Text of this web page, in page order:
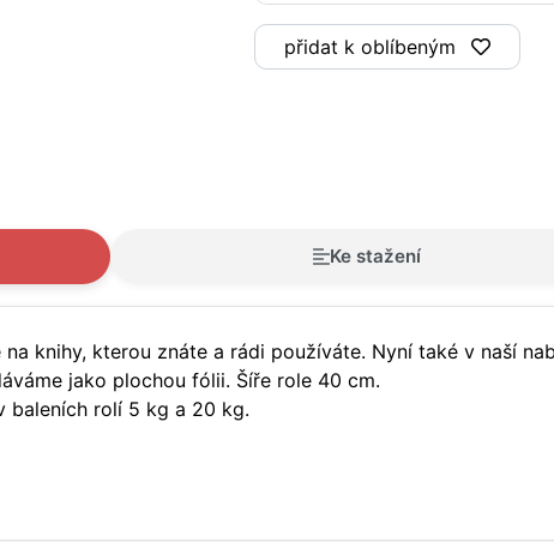
přidat k oblíbeným
Ke stažení
knihy, kterou znáte a rádi používáte. Nyní také v naší
jako plochou fólii. Šíře role 40 cm.
baleních rolí 5 kg a 20 kg.